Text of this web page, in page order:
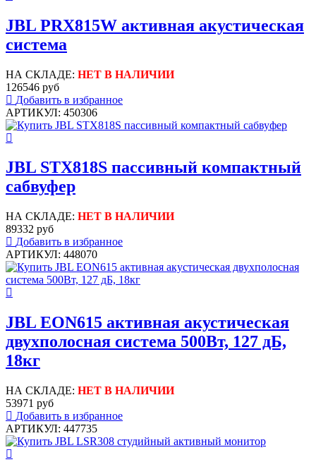
JBL PRX815W активная акустическая
система
НА СКЛАДЕ: НЕТ В НАЛИЧИИ
126546 руб
Добавить в избранное
АРТИКУЛ: 450306
JBL STX818S пассивный компактный
сабвуфер
НА СКЛАДЕ: НЕТ В НАЛИЧИИ
89332 руб
Добавить в избранное
АРТИКУЛ: 448070
JBL EON615 активная акустическая
двухполосная система 500Вт, 127 дБ,
18кг
НА СКЛАДЕ: НЕТ В НАЛИЧИИ
53971 руб
Добавить в избранное
АРТИКУЛ: 447735